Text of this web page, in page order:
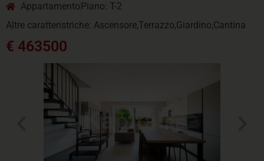
AppartamentoPiano: T-2
Altre caratteristriche: Ascensore,Terrazzo,Giardino,Cantina
€ 463500